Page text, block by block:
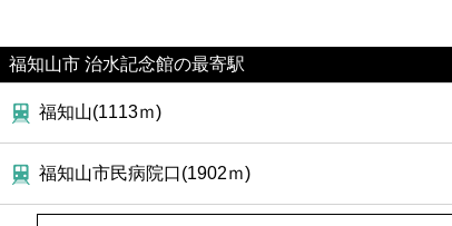
福知山市 治水記念館の最寄駅
福知山(1113ｍ)
福知山市民病院口(1902ｍ)